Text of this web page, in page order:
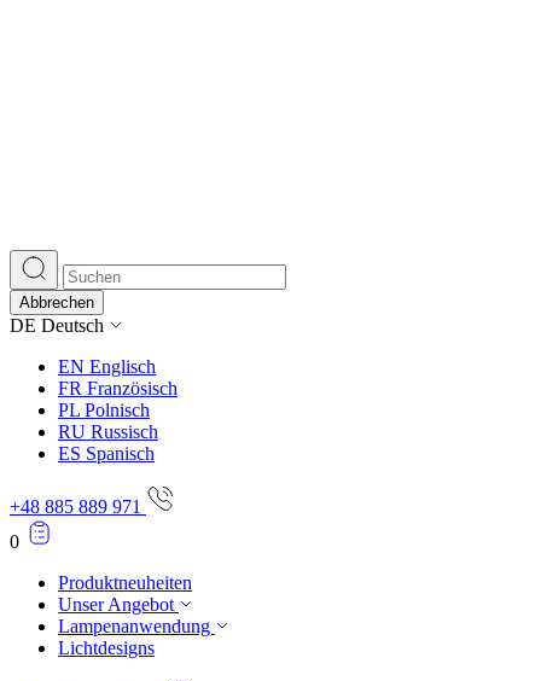
Abbrechen
DE Deutsch
EN Englisch
FR Französisch
PL Polnisch
RU Russisch
ES Spanisch
+48 885 889 971
0
Produktneuheiten
Unser Angebot
Lampenanwendung
Lichtdesigns